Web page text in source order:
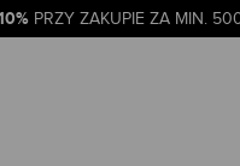
PRZY ZAKUPIE ZA MIN.